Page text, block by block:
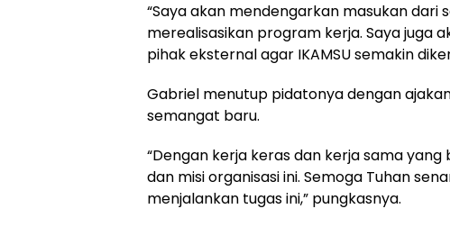
“Saya akan mendengarkan masukan dari
merealisasikan program kerja. Saya juga
pihak eksternal agar IKAMSU semakin
Gabriel menutup pidatonya dengan
semangat baru.
“Dengan kerja keras dan kerja sama
dan misi organisasi ini. Semoga Tuhan
menjalankan tugas ini,” pungkasnya.